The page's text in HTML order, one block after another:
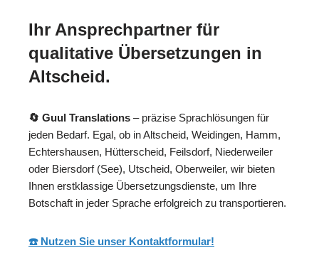
Ihr Ansprechpartner für
qualitative Übersetzungen in
Altscheid.
🔄 Guul Translations – präzise Sprachlösungen für
jeden Bedarf. Egal, ob in Altscheid, Weidingen, Hamm,
Echtershausen, Hütterscheid, Feilsdorf, Niederweiler
oder Biersdorf (See), Utscheid, Oberweiler, wir bieten
Ihnen erstklassige Übersetzungsdienste, um Ihre
Botschaft in jeder Sprache erfolgreich zu transportieren.
☎️ Nutzen Sie unser Kontaktformular!